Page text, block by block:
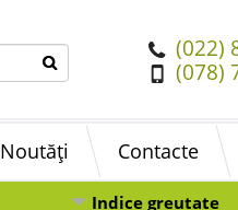
(022)
(078)
Noutăți Contacte
Indice greutate